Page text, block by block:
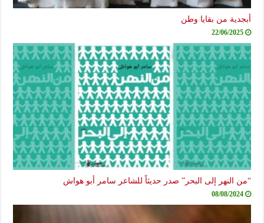
أبجدية من بقايا وطن
22/06/2025
“من النهر إلى البحر” صدر حديثاً للشاعر سامر أبو هواش
08/08/2024